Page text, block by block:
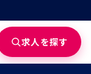
求人を探す